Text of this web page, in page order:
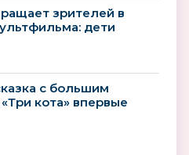
зрителей в
дети
с большим
кота» впервые